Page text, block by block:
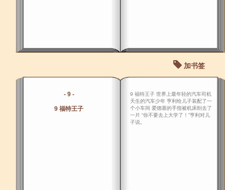
加书签
- 9 -
9 福特王子
9 福特王子 世界上最年轻的汽车司机
天生的汽车少年 亨利给儿子装配了一
个小车间 爱德塞的手指被机床削去了
一片 “你不要去上大学了！”亨利对儿
子说。